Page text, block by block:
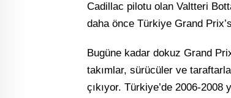
Cadillac pilotu olan Valtteri
daha önce Türkiye Grand
Bugüne kadar dokuz Grand
takımlar, sürücüler ve
çıkıyor. Türkiye’de 2006-